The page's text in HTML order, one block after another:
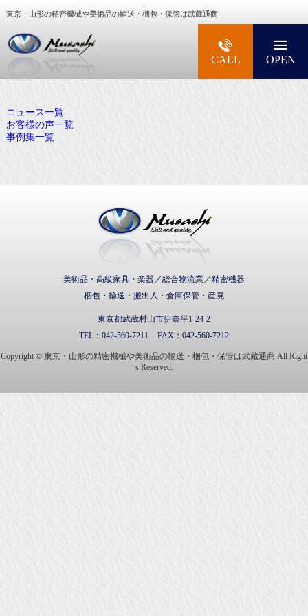
東京・山形の精密機械や美術品の輸送・梱包・保管は武蔵通商
大型精密機械・美術品・高級楽器の梱包・輸送
CALL OPEN
ニュース一覧
お客様の声一覧
事例集一覧
美術品・高級家具・楽器／総合物流業／精密機器
梱包・輸送・搬出入・倉庫保管・産廃
東京都武蔵村山市伊奈平1-24-2
TEL： 042-560-7211 FAX： 042-560-7212
Copyright © 東京・山形の精密機械や美術品の輸送・梱包・保管は武蔵通商 All Right
s Reserved.